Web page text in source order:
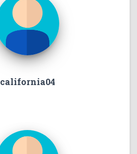
california04